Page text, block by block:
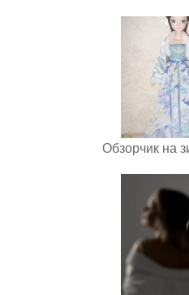
Обзорчик на